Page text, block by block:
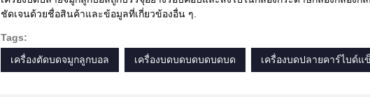
ชัดเจนด้วยชื่อสินค้าและข้อมูลที่เกี่ยวข้องอื่น ๆ.
Tags:
เครื่องตัดบดจมูกลูกบอล
เครื่องบดบดบดบดบดบด เครื่องบดปลายคาร์ไบด์แ